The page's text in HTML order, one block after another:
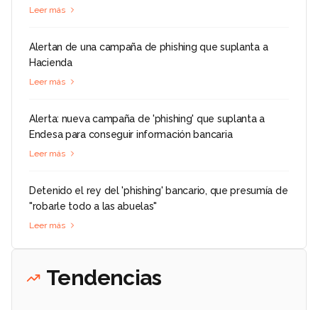
Leer más
Alertan de una campaña de phishing que suplanta a
Hacienda
Leer más
Alerta: nueva campaña de 'phishing' que suplanta a
Endesa para conseguir información bancaria
Leer más
Detenido el rey del 'phishing' bancario, que presumía de
"robarle todo a las abuelas"
Leer más
Tendencias